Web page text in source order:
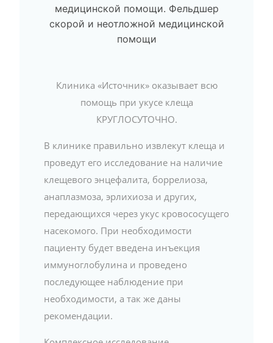
медицинской помощи. Фельдшер
скорой и неотложной медицинской
помощи
Клиника «Источник» оказывает всю
помощь при укусе клеща
КРУГЛОСУТОЧНО.
В клинике правильно извлекут клеща и
проведут его исследование на наличие
клещевого энцефалита, боррелиоза,
анаплазмоза, эрлихиоза и других,
передающихся через укус кровососущего
насекомого. При необходимости
пациенту будет введена инъекция
иммуноглобулина и проведено
последующее наблюдение при
необходимости, а так же даны
рекомендации.